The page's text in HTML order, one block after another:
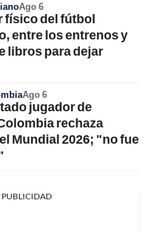
Ago 6
físico del fútbol
entre los entrenos y
libros para dejar
Ago 6
jugador de
rechaza
Mundial 2026; "no fue
PUBLICIDAD